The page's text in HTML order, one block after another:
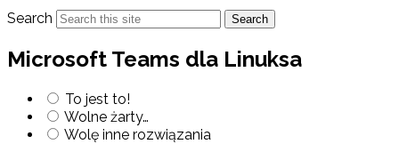
Search
Search
Microsoft Teams dla Linuksa
To jest to!
Wolne żarty…
Wolę inne rozwiązania